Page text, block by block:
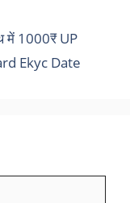
में 1000₹ UP
Ekyc Date